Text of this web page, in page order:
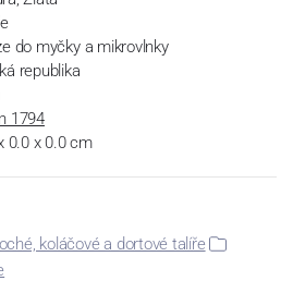
do myčky a mikrovlnky
republika
1794
0.0 x 0.0 cm
koláčové a dortové talíře